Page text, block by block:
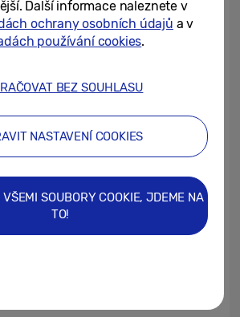
s poměrem stran 32:9
herní zážitky.
Další informace naleznete v
ochrany osobních údajů a v
používání cookies.
BEZ SOUHLASU
NASTAVENÍ COOKIES
SOUBORY COOKIE, JDEME NA
TO!